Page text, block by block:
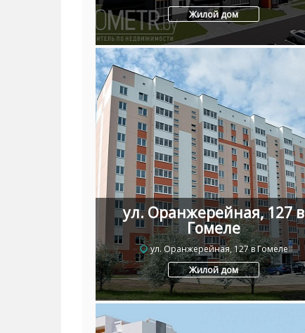
Жилой дом
ул. Оранжерейная, 127 в
Гомеле
ул. Оранжерейная, 127 в Гомеле
Жилой дом